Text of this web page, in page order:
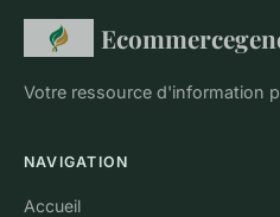
Votre ressource d'information
NAVIGATION
Accueil